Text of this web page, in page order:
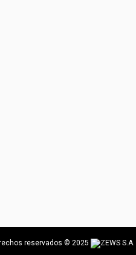
reservados © 2025